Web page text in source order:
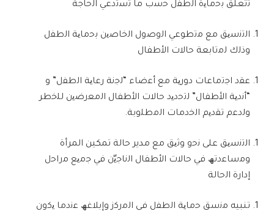
ﺗﺗﻌﻠﻖ ﺑﺣﻣﺎﯾة اﻟطﻔل ﺣﺳب ﻣﺎ ﺗﺳﺗدﻋﻲ اﻟﺣﺎﺟﺔ
اﻟﺗﻧﺳﯾﻖ ﻣﻊ ﻣﺗطوﻋﻲ اﻟوﺻول اﻟﺧﺎﺻﯾن ﺑﺣﻣﺎﯾﺔ اﻟطﻔل
وذﻟك ﻟﻣﺗﺎﺑﻌﺔ ﺣﺎﻻت اﻷطﻔﺎل
ﻋﻘد اﺟﺗﻣﺎﻋﺎت دورﯾﺔ ﻣﻊ أﻋﺿﺎء ﻟﺟﻧﺔ رﻋﺎﯾﺔ اﻟطﻔل” و
أﻧدﯾﺔ اﻷطﻔﺎل” ﻟﺗﺣدﯾد ﺣﺎﻻت اﻷطﻔﺎل اﻟﻣﻌرﺿﯾن ﻟﻠﺧطر
وﻟدﻋم ﺗﻘدﯾم اﻟﺧدﻣﺎت اﻟﻣطﻠوﺑﺔ.
اﻟﺗﻧﺳﯾﻖ ﻋﻠﻰ ﻧﺣو وﺛﯾﻖ ﻣﻊ مدير حالة تمكين المرأة
وﻣﺳﺎﻋدﺗﮫ ﻓﻲ ﺣﺎﻻت اﻷطﻔﺎل اﻟﻧﺎﺟﯾّن ﻓﻲ ﺟﻣﯾﻊ ﻣراﺣل
إدارة اﻟﺣﺎﻟﺔ
تنبيه ﻣﻧﺳﻖ ﺣﻣﺎﯾﺔ اﻟطﻔل ﻓﻲ اﻟﻣرﻛز وإﺑﻼﻏﮫ ﻋﻧدﻣﺎ ﯾﻛون